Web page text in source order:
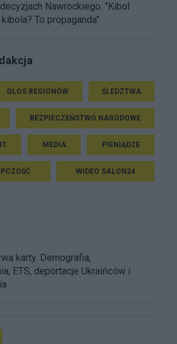
Nawrockiego. "Kibol
kibola? To propaganda"
GŁOS REGIONÓW ŚLEDZTWA
BEZPIECZEŃSTWO NARODOWE
MEDIA PIENIĄDZE
WIDEO SALON24
karty. Demografia,
ETS, deportacje Ukraińców i